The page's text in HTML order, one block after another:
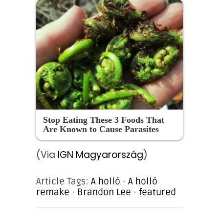
Stop Eating These 3 Foods That
Are Known to Cause Parasites
(Via IGN Magyarország)
Article Tags: A holló · A holló
remake · Brandon Lee · featured